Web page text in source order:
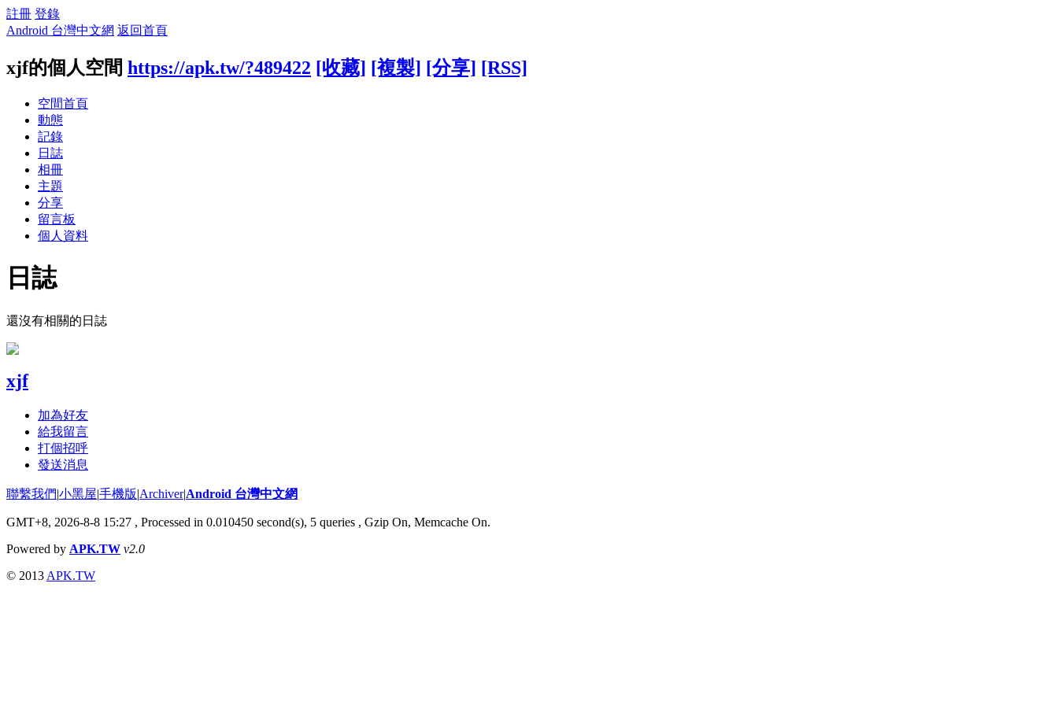
註冊 登錄
Android 台灣中文網 返回首頁
xjf的個人空間 https://apk.tw/?489422 [收藏] [複製] [分享] [RSS]
空間首頁
動態
記錄
日誌
相冊
主題
分享
留言板
個人資料
日誌
還沒有相關的日誌
xjf
加為好友
給我留言
打個招呼
發送消息
聯繫我們|小黑屋|手機版|Archiver|Android 台灣中文網
GMT+8, 2026-8-8 15:27 , Processed in 0.010450 second(s), 5 queries , Gzip On, Memcache On.
Powered by APK.TW v2.0
© 2013 APK.TW